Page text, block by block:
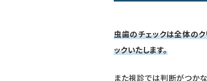
虫歯のチェックは全体の
ックいたします。
また視診では判断がつか